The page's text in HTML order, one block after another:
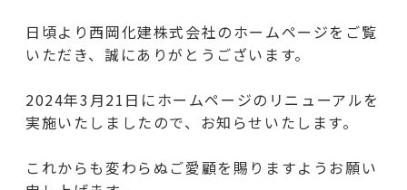
日頃より西岡化建株式会社のホームページをご覧
いただき、誠にありがとうございます。
2024年3月21日にホームページのリニューアルを
実施いたしましたので、お知らせいたします。
これからも変わらぬご愛顧を賜りますようお願い